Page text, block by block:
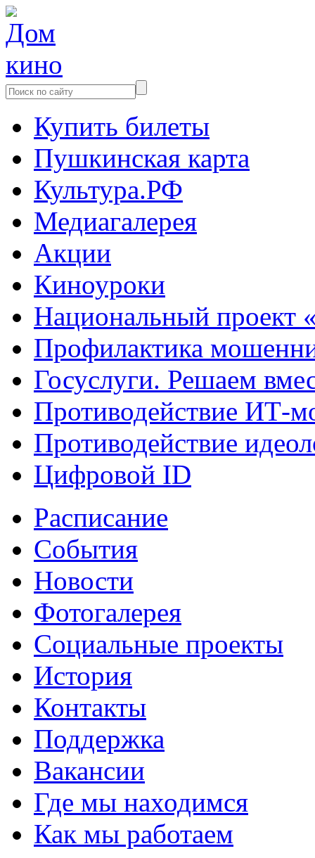
Купить билеты
Пушкинская карта
Культура.РФ
Медиагалерея
Акции
Киноуроки
Национальный проект
Профилактика
Госуслуги. Решаем
Противодействие ИТ-
Противодействие
Цифровой ID
Расписание
События
Новости
Фотогалерея
Социальные проекты
История
Контакты
Поддержка
Вакансии
Где мы находимся
Как мы работаем